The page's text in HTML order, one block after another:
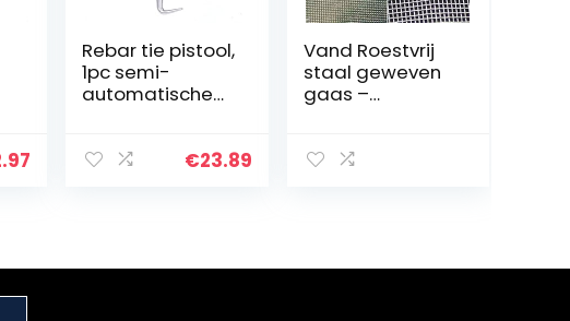
Rebar tie pistool,
1pc semi-
automatische
bouwplaats€23.89
Vand Roestvrij
staal geweven
gaas –
dig metalen